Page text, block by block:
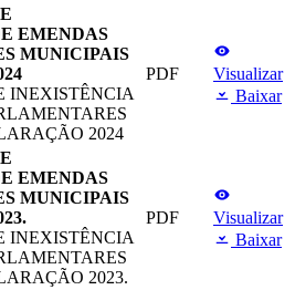
EMENDAS
MUNICIPAIS
INEXISTÊNCIA
2024
PDF
Visualizar
Baixar
EMENDAS
MUNICIPAIS
INEXISTÊNCIA
2023.
PDF
Visualizar
Baixar